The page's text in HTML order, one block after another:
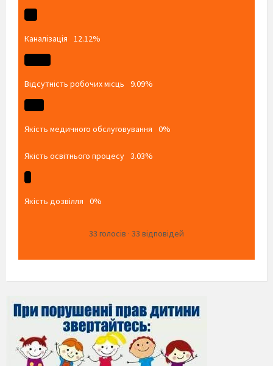
Каналізація 12.12%
Відсутність робочих місць 9.09%
Якість медичного обслуговування 0%
Якість освітнього процесу 3.03%
Якість дозвілля 0%
33 голосів · 33 відповідей